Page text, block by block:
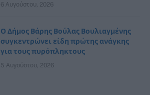
6 Αυγούστου, 2026
Ο Δήμος Βάρης Βούλας Βουλιαγμένης
συγκεντρώνει είδη πρώτης ανάγκης
για τους πυρόπληκτους
5 Αυγούστου, 2026